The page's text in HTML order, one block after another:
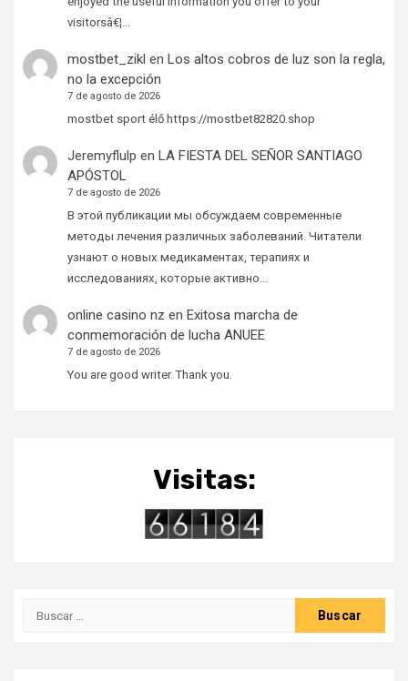
visitorsâ€¦…
mostbet_zikl en Los altos cobros de luz son la regla,
no la excepción
7 de agosto de 2026
mostbet sport élő https://mostbet82820.shop
Jeremyflulp en LA FIESTA DEL SEÑOR SANTIAGO
APÓSTOL
7 de agosto de 2026
В этой публикации мы обсуждаем современные
методы лечения различных заболеваний. Читатели
узнают о новых медикаментах, терапиях и
исследованиях, которые активно…
online casino nz en Exitosa marcha de
conmemoración de lucha ANUEE
7 de agosto de 2026
You are good writer. Thank you.
Visitas: